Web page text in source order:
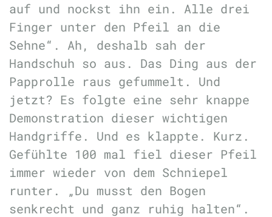
auf und nockst ihn ein. Alle drei
Finger unter den Pfeil an die
Sehne“. Ah, deshalb sah der
Handschuh so aus. Das Ding aus der
Papprolle raus gefummelt. Und
jetzt? Es folgte eine sehr knappe
Demonstration dieser wichtigen
Handgriffe. Und es klappte. Kurz.
Gefühlte 100 mal fiel dieser Pfeil
immer wieder von dem Schniepel
runter. „Du musst den Bogen
senkrecht und ganz ruhig halten“.